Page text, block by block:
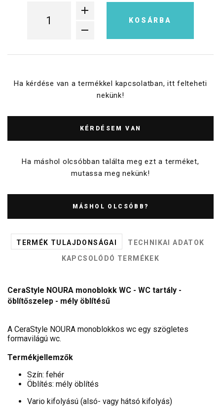
KOSÁRBA
Ha kérdése van a termékkel kapcsolatban, itt felteheti
nekünk!
KÉRDÉSEM VAN
Ha máshol olcsóbban találta meg ezt a terméket,
mutassa meg nekünk!
MÁSHOL OLCSÓBB?
TERMÉK TULAJDONSÁGAI
TECHNIKAI ADATOK
KAPCSOLÓDÓ TERMÉKEK
CeraStyle NOURA monoblokk WC - WC tartály -
öblítőszelep - mély öblítésű
A CeraStyle NOURA monoblokkos wc egy szögletes
formavilágú wc.
Termékjellemzők
Szín: fehér
Öblítés: mély öblítés
Vario kifolyású (alsó- vagy hátsó kifolyás)